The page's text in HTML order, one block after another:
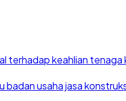
keahlian tenaga
usaha jasa